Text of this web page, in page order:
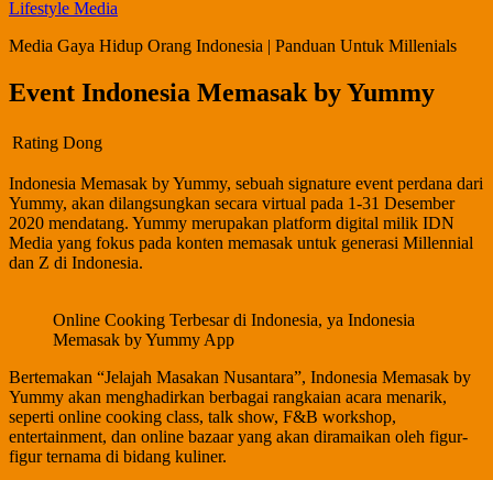
Lifestyle Media
Media Gaya Hidup Orang Indonesia | Panduan Untuk Millenials
Event Indonesia Memasak by Yummy
Rating Dong
Indonesia Memasak by Yummy, sebuah signature event perdana dari
Yummy, akan dilangsungkan secara virtual pada 1-31 Desember
2020 mendatang. Yummy merupakan platform digital milik IDN
Media yang fokus pada konten memasak untuk generasi Millennial
dan Z di Indonesia.
Online Cooking Terbesar di Indonesia, ya Indonesia
Memasak by Yummy App
Bertemakan “Jelajah Masakan Nusantara”, Indonesia Memasak by
Yummy akan menghadirkan berbagai rangkaian acara menarik,
seperti online cooking class, talk show, F&B workshop,
entertainment, dan online bazaar yang akan diramaikan oleh figur-
figur ternama di bidang kuliner.